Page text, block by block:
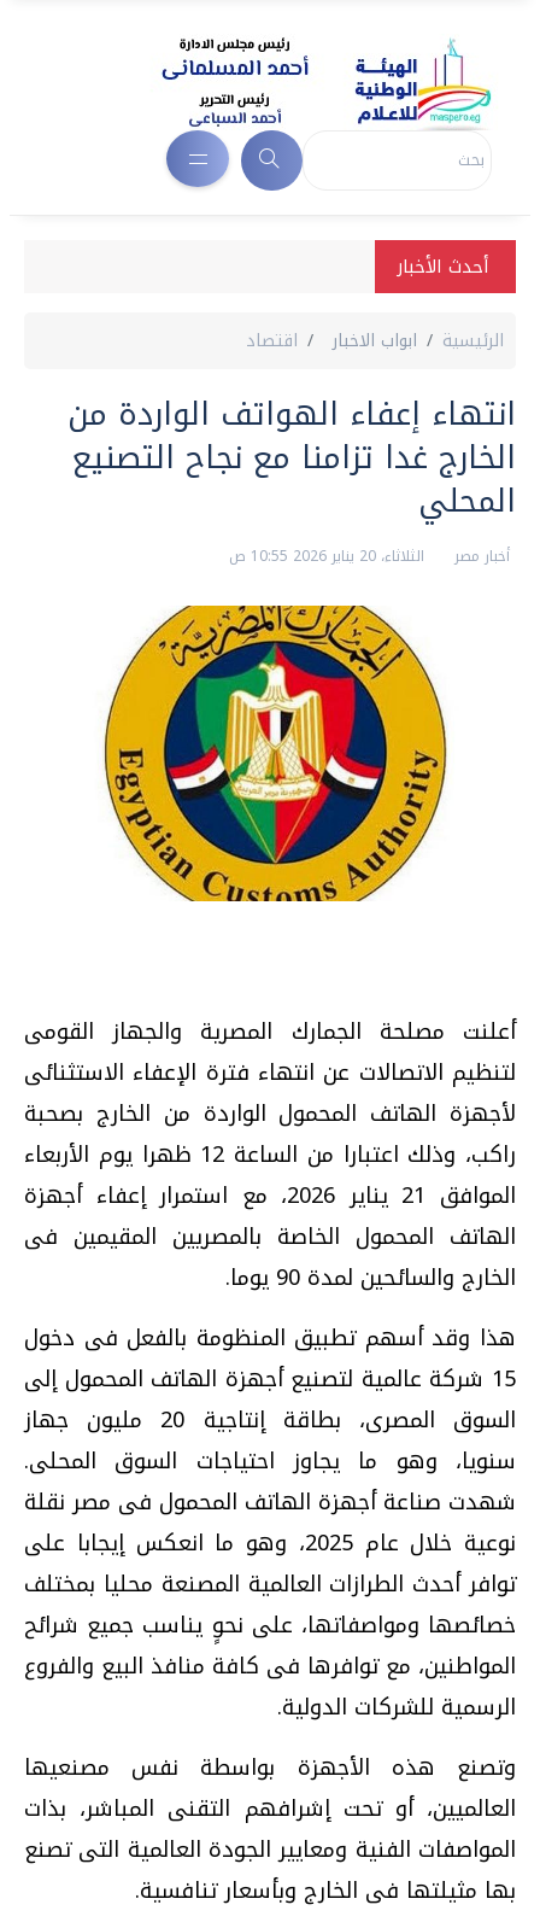
أحدث الأخبار
الرئيسية ابواب الاخبار اقتصاد
انتهاء إعفاء الهواتف الواردة من
الخارج غدا تزامنا مع نجاح التصنيع
المحلي
أخبار مصر الثلاثاء، 20 يناير 2026 10:55 ص
أعلنت مصلحة الجمارك المصرية والجهاز القومى
لتنظيم الاتصالات عن انتهاء فترة الإعفاء الاستثنائى
لأجهزة الهاتف المحمول الواردة من الخارج بصحبة
راكب، وذلك اعتبارا من الساعة 12 ظهرا يوم الأربعاء
الموافق 21 يناير 2026، مع استمرار إعفاء أجهزة
الهاتف المحمول الخاصة بالمصريين المقيمين فى
الخارج والسائحين لمدة 90 يوما.
هذا وقد أسهم تطبيق المنظومة بالفعل فى دخول
15 شركة عالمية لتصنيع أجهزة الهاتف المحمول إلى
السوق المصرى، بطاقة إنتاجية 20 مليون جهاز
سنويا، وهو ما يجاوز احتياجات السوق المحلى.
شهدت صناعة أجهزة الهاتف المحمول فى مصر نقلة
نوعية خلال عام 2025، وهو ما انعكس إيجابا على
توافر أحدث الطرازات العالمية المصنعة محليا بمختلف
خصائصها ومواصفاتها، على نحوٍ يناسب جميع شرائح
المواطنين، مع توافرها فى كافة منافذ البيع والفروع
الرسمية للشركات الدولية.
وتصنع هذه الأجهزة بواسطة نفس مصنعيها
العالميين، أو تحت إشرافهم التقنى المباشر، بذات
المواصفات الفنية ومعايير الجودة العالمية التى تصنع
بها مثيلتها فى الخارج وبأسعار تنافسية.